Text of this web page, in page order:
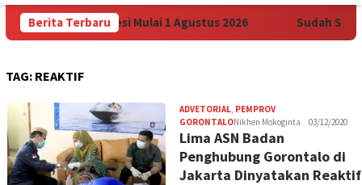
Berita Terbaru
di Sulawesi Mulai 1 Agustus 2026 Sudah
TAG: REAKTIF
ADVETORIAL, PEMPROV
GORONTALONikhen Mokoginta 03/12/2020
Lima ASN Badan
Penghubung Gorontalo di
Jakarta Dinyatakan Reaktif